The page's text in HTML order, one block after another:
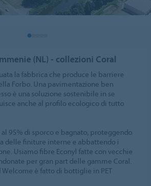
(NL) - collezioni Coral
la fabbrica che produce le barriere
Forbo. Una pavimentazione ben
è una soluzione sostenibile in se
anche al profilo ecologico di tutto
95% di sporco e bagnato, proteggendo
delle finiture interne e abbattendo i
Usiamo fibre Econyl fatte con vecchie
per gran part delle gamme Coral.
è fatto di bottiglie in PET